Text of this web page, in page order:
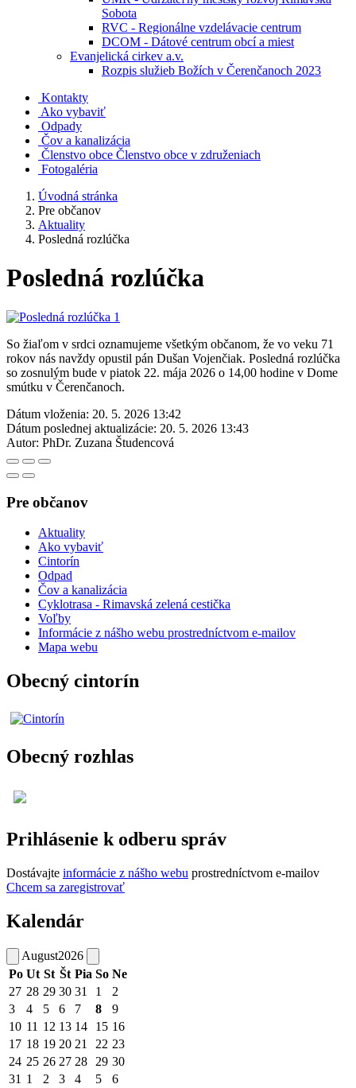
Sobota
RVC - Regionálne vzdelávacie centrum
DCOM - Dátové centrum obcí a miest
Evanjelická cirkev a.v.
Rozpis služieb Božích v Čerenčanoch 2023
Kontakty
Ako vybaviť
Odpady
Čov a kanalizácia
Členstvo obce Členstvo obce v združeniach
Fotogaléria
Úvodná stránka
Pre občanov
Aktuality
Posledná rozlúčka
Posledná rozlúčka
So žiaľom v srdci oznamujeme všetkým občanom, že vo veku 71
rokov nás navždy opustil pán Dušan Vojenčiak. Posledná rozlúčka
so zosnulým bude v piatok 22. mája 2026 o 14,00 hodine v Dome
smútku v Čerenčanoch.
Dátum vloženia: 20. 5. 2026 13:42
Dátum poslednej aktualizácie: 20. 5. 2026 13:43
Autor: PhDr. Zuzana Študencová
Pre občanov
Aktuality
Ako vybaviť
Cintorín
Odpad
Čov a kanalizácia
Cyklotrasa - Rimavská zelená cestička
Voľby
Informácie z nášho webu prostredníctvom e-mailov
Mapa webu
Obecný cintorín
Obecný rozhlas
Prihlásenie k odberu správ
Dostávajte informácie z nášho webu prostredníctvom e-mailov
Chcem sa zaregistrovať
Kalendár
August2026
Po Ut St Št Pia So Ne
27 28 29 30 31 1
2
3
4 5 6 7 8
9
10 11 12 13 14 15 16
17 18 19 20 21 22 23
24 25 26 27 28 29 30
31 1 2 3 4 5 6